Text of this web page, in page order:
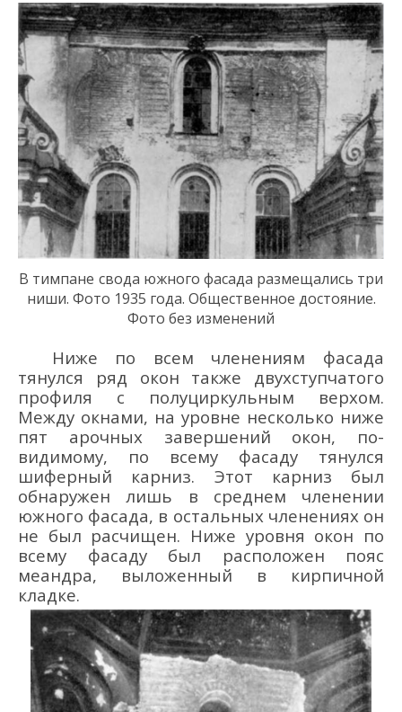
В тимпане свода южного фасада размещались три
ниши. Фото 1935 года. Общественное достояние.
Фото без изменений
Ниже по всем членениям фасада
тянулся ряд окон также двухступчатого
профиля с полуциркульным верхом.
Между окнами, на уровне несколько ниже
пят арочных завершений окон, по-
видимому, по всему фасаду тянулся
шиферный карниз. Этот карниз был
обнаружен лишь в среднем членении
южного фасада, в остальных членениях он
не был расчищен. Ниже уровня окон по
всему фасаду был расположен пояс
меандра, выложенный в кирпичной
кладке.